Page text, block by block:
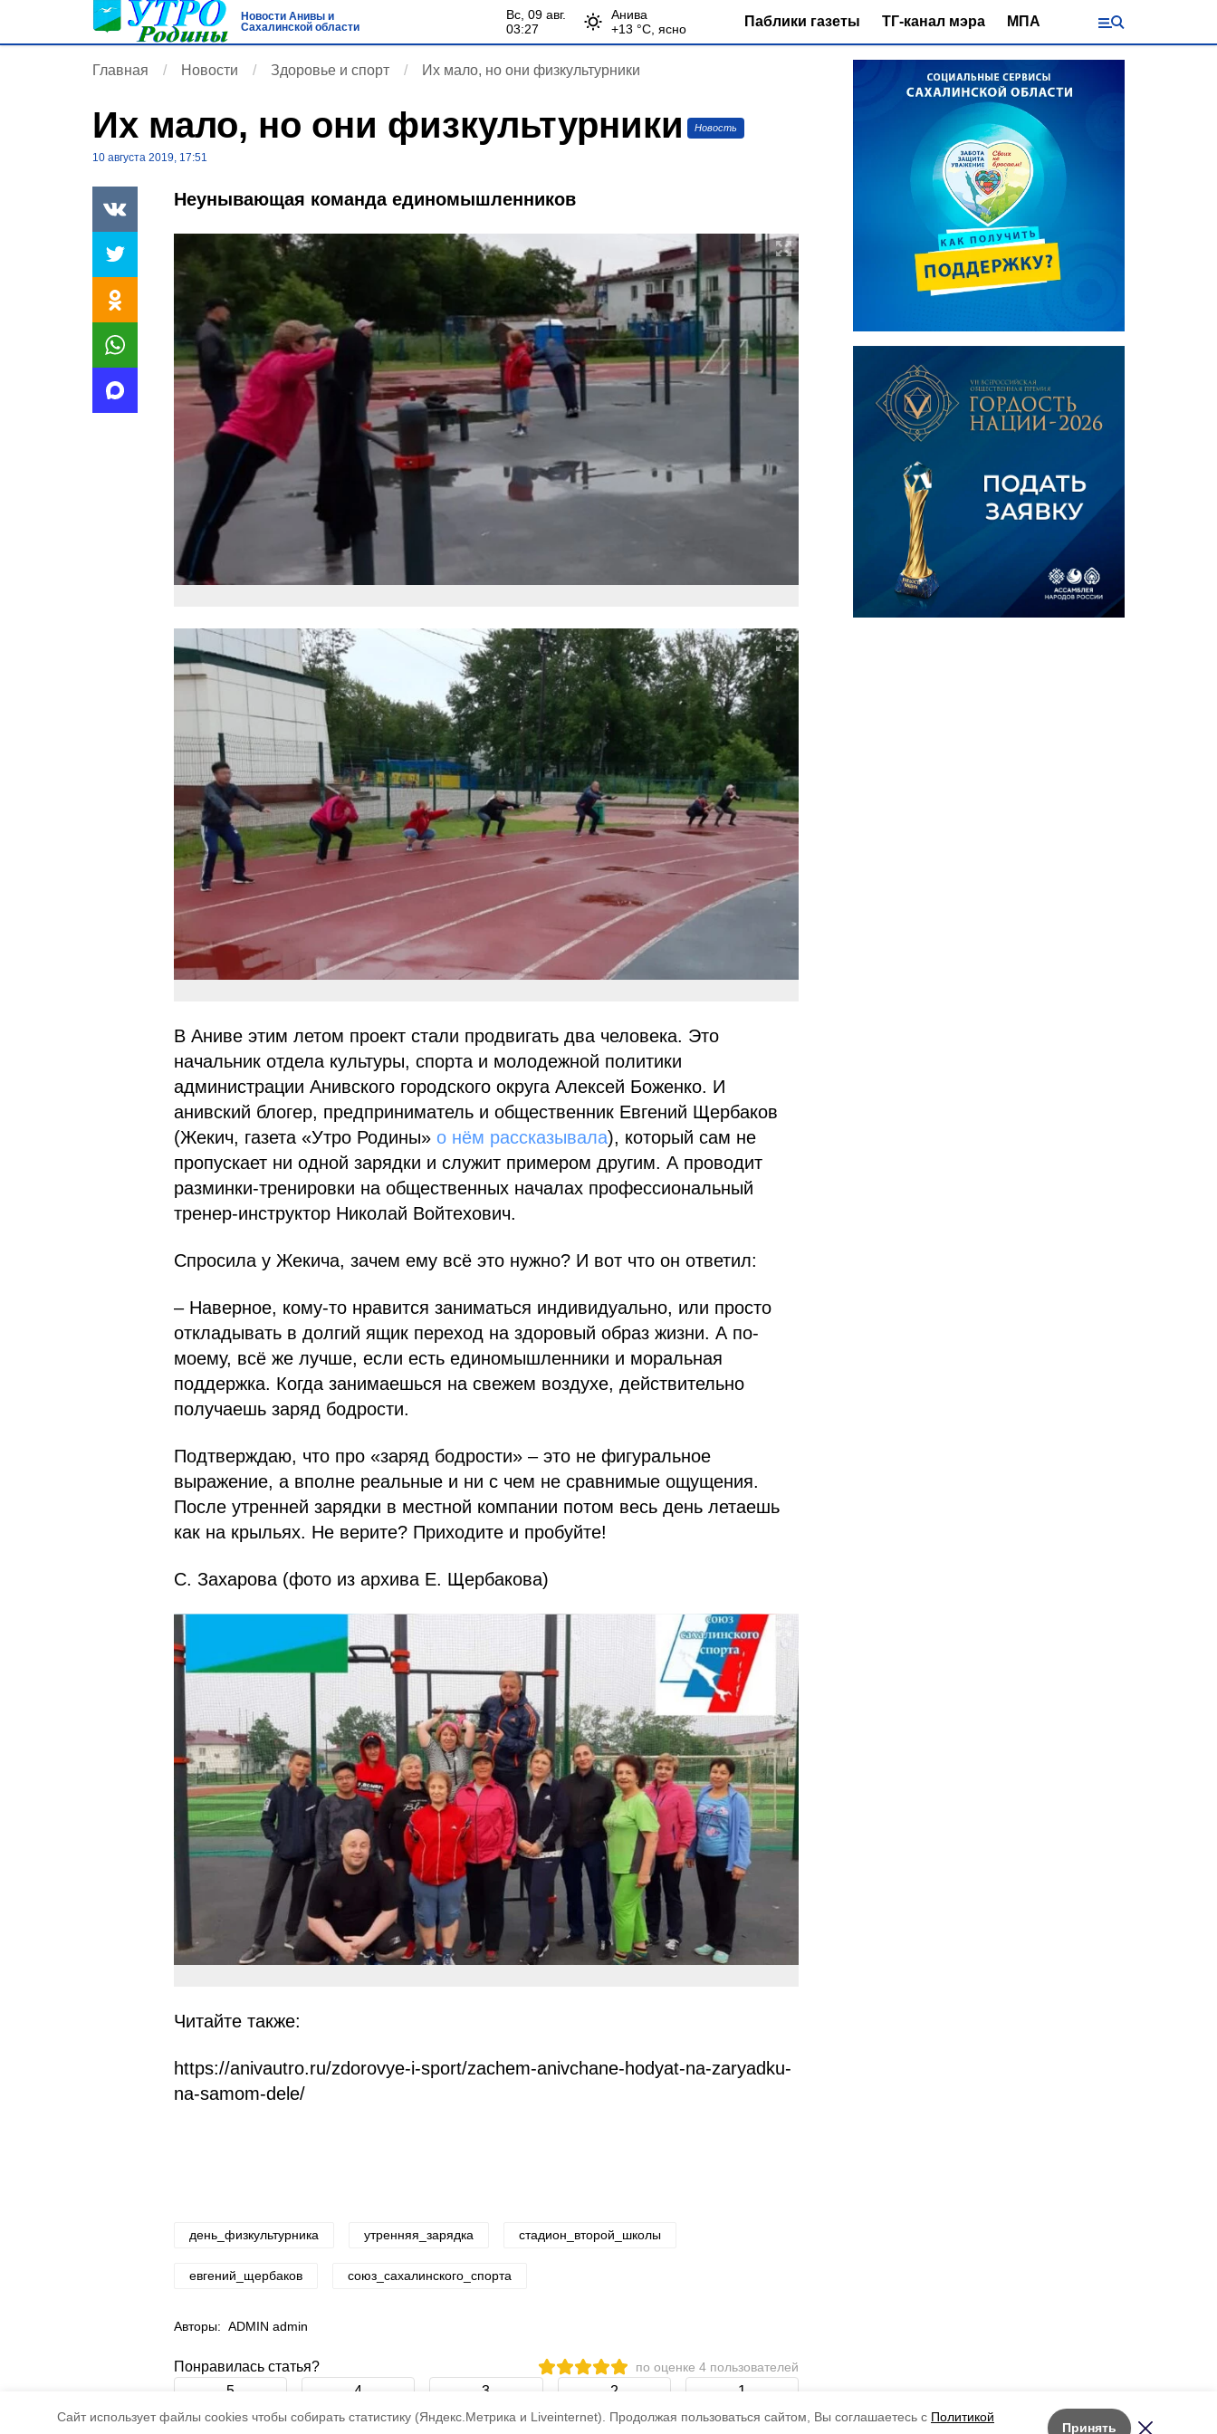
Cайт использует файлы cookies чтобы собирать статистику (Яндекс.Метрика и Liveinternet). Продолжая пользоваться сайтом, Вы соглашаетесь с Политикой
Принять
Новости Анивы и
Сахалинской области
вс, 09 авг.
03:27
Анива
+13 °С, ясно Паблики газеты ТГ-канал мэра МПА
Лента новостей
Главная Новости Здоровье и спорт Их мало, но они физкультурники
Их мало, но они физкультурники Новость
10 августа 2019, 17:51
Неунывающая команда единомышленников
В Аниве этим летом проект стали продвигать два человека. Это
начальник отдела культуры, спорта и молодежной политики
администрации Анивского городского округа Алексей Боженко. И
анивский блогер, предприниматель и общественник Евгений Щербаков
(Жекич, газета «Утро Родины» о нём рассказывала), который сам не
пропускает ни одной зарядки и служит примером другим. А проводит
разминки-тренировки на общественных началах профессиональный
тренер-инструктор Николай Войтехович.
Спросила у Жекича, зачем ему всё это нужно? И вот что он ответил:
– Наверное, кому-то нравится заниматься индивидуально, или просто
откладывать в долгий ящик переход на здоровый образ жизни. А по-
моему, всё же лучше, если есть единомышленники и моральная
поддержка. Когда занимаешься на свежем воздухе, действительно
получаешь заряд бодрости.
Подтверждаю, что про «заряд бодрости» – это не фигуральное
выражение, а вполне реальные и ни с чем не сравнимые ощущения.
После утренней зарядки в местной компании потом весь день летаешь
как на крыльях. Не верите? Приходите и пробуйте!
С. Захарова (фото из архива Е. Щербакова)
Читайте также:
https://anivautro.ru/zdorovye-i-sport/zachem-anivchane-hodyat-na-zaryadku-
na-samom-dele/
день_физкультурника утренняя_зарядка стадион_второй_школы
евгений_щербаков союз_сахалинского_спорта
Авторы: ADMIN admin
Понравилась статья? по оценке 4 пользователей
5 4 3 2 1